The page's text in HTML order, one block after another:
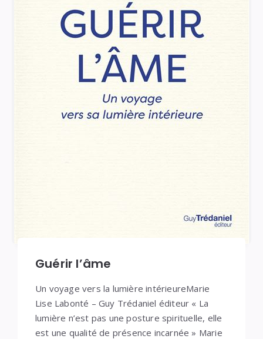
Guérir l’âme
Un voyage vers la lumière intérieureMarie
Lise Labonté – Guy Trédaniel éditeur « La
lumière n’est pas une posture spirituelle, elle
est une qualité de présence incarnée » Marie